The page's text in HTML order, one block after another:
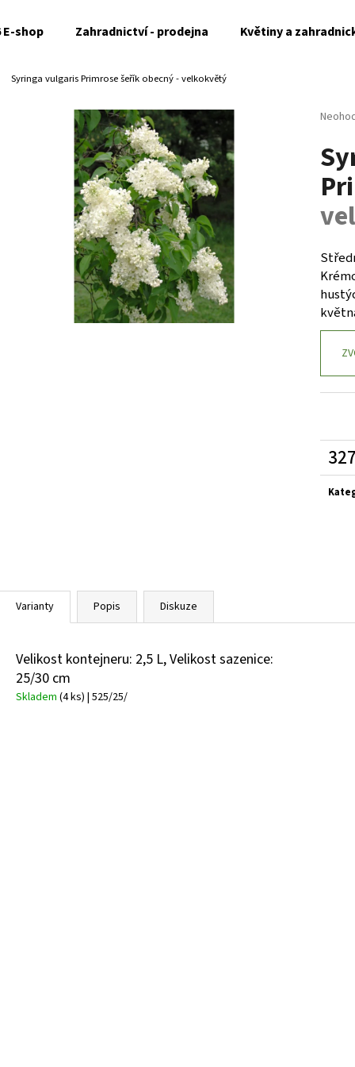
shop Zahradnictví - prodejna Květiny a
Syringa vulgaris Primrosešeřík obecný - velkokvětý
je
0,0
z
cena:
Varianty Popis Diskuze
Velikost kontejneru: 2,5 L, Velikost sazenice:
25/30 cm
Skladem (4 ks) | 525/25/
Co potřebujete najít?
HLEDAT
Doporučujeme
HEMEROCALLIS X